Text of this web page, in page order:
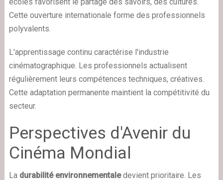
Cette ouverture internationale forme des professionnels
polyvalents.
L'apprentissage continu caractérise l'industrie
cinématographique. Les professionnels actualisent
régulièrement leurs compétences techniques, créatives.
Cette adaptation permanente maintient la compétitivité du
secteur.
Perspectives d'Avenir du
Cinéma Mondial
La durabilité environnementaledevient prioritaire. Les